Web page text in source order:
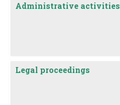
Administrative activities
Legal proceedings